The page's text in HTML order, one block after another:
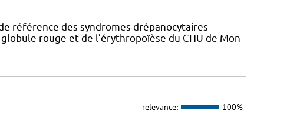
référence des syndromes drépanocytaires
rouge et de l’érythropoïèse du CHU de Mon
relevance: 100%